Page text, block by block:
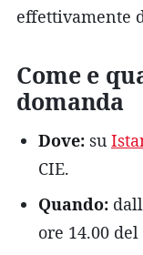
effettivamente
Come e
domanda
Dove: su
CIE.
Quando:
ore 14.00